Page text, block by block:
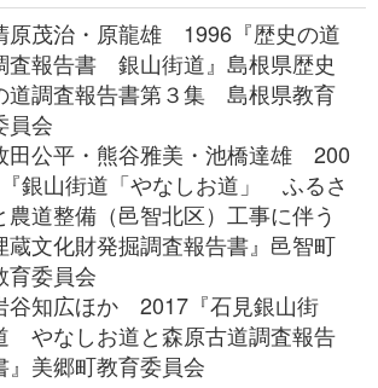
原茂治・原龍雄 1996『歴史の道
査報告書 銀山街道』島根県歴史
道調査報告書第３集 島根県教育
員会
田公平・熊谷雅美・池橋達雄 200
銀山街道「やなしお道」 ふるさ
農道整備（邑智北区）工事に伴う
蔵文化財発掘調査報告書』邑智町
育委員会
谷知広ほか 2017『石見銀山街
やなしお道と森原古道調査報告
』美郷町教育委員会